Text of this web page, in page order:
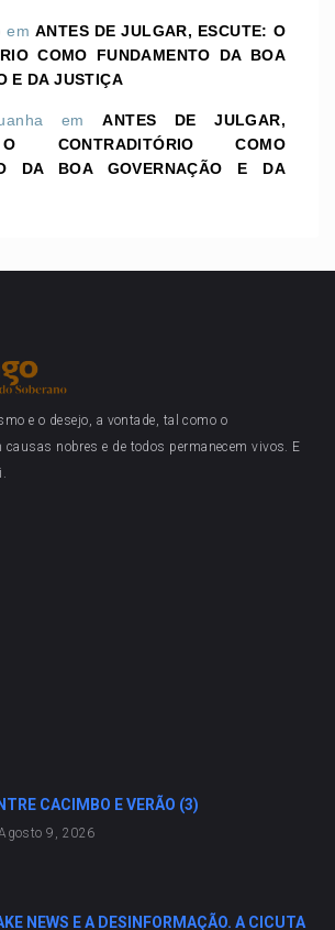
emANTES DE JULGAR, ESCUTE: O
COMO FUNDAMENTO DA BOA
E DA JUSTIÇA
emANTES DE JULGAR,
CONTRADITÓRIO COMO
DA BOA GOVERNAÇÃO E DA
e o desejo, a vontade, tal como o
nobres e de todos permanecem vivos. E
CACIMBO E VERÃO (3)
9, 2026
NEWS E A DESINFORMAÇÃO. A CICUTA